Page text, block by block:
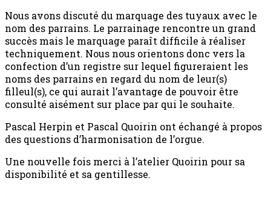
Nous avons discuté du marquage des tuyaux avec le
nom des parrains. Le parrainage rencontre un grand
succès mais le marquage paraît difficile à réaliser
techniquement. Nous nous orientons donc vers la
confection d’un registre sur lequel figureraient les
noms des parrains en regard du nom de leur(s)
filleul(s), ce qui aurait l’avantage de pouvoir être
consulté aisément sur place par qui le souhaite.
Pascal Herpin et Pascal Quoirin ont échangé à propos
des questions d’harmonisation de l’orgue.
Une nouvelle fois merci à l’atelier Quoirin pour sa
disponibilité et sa gentillesse.